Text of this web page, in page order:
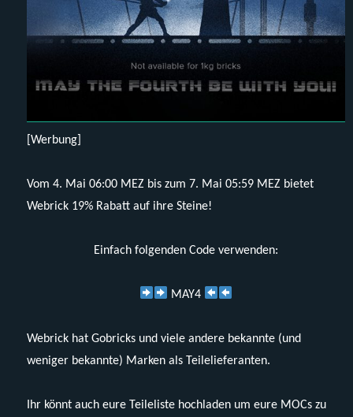
[Werbung]
Vom 4. Mai 06:00 MEZ bis zum 7. Mai 05:59 MEZ bietet
Webrick 19% Rabatt auf ihre Steine!
Einfach folgenden Code verwenden:
MAY4
Webrick hat Gobricks und viele andere bekannte (und
weniger bekannte) Marken als Teilelieferanten.
Ihr könnt auch eure Teileliste hochladen um eure MOCs zu